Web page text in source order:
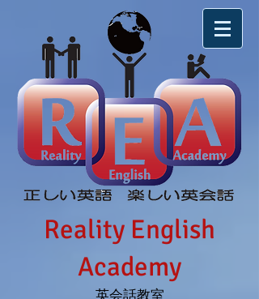
Reality English
Academy
英会話教室